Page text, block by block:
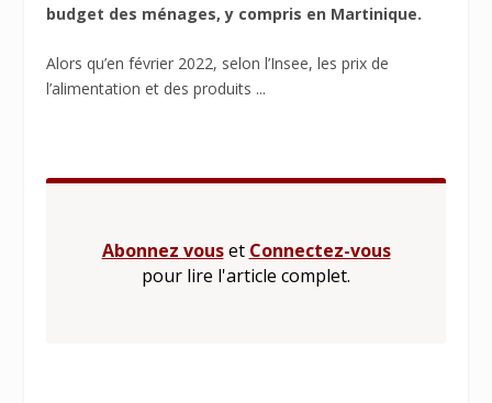
budget des ménages, y compris en Martinique.
Alors qu’en février 2022, selon l’Insee, les prix de
l’alimentation et des produits ...
Abonnez vouset Connectez-vous
pour lire l'article complet.